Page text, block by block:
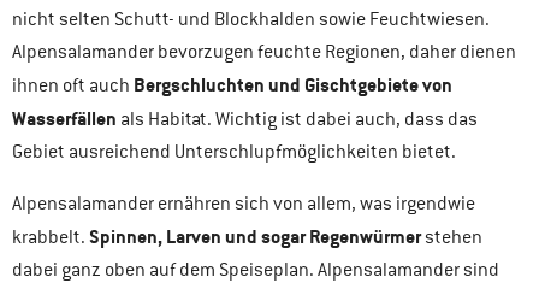
nicht selten Schutt- und Blockhalden sowie Feuchtwiesen.
Alpensalamander bevorzugen feuchte Regionen, daher dienen
ihnen oft auch Bergschluchten und Gischtgebiete von
Wasserfällen als Habitat. Wichtig ist dabei auch, dass das
Gebiet ausreichend Unterschlupfmöglichkeiten bietet.
Alpensalamander ernähren sich von allem, was irgendwie
krabbelt. Spinnen, Larven und sogar Regenwürmerstehen
dabei ganz oben auf dem Speiseplan. Alpensalamander sind